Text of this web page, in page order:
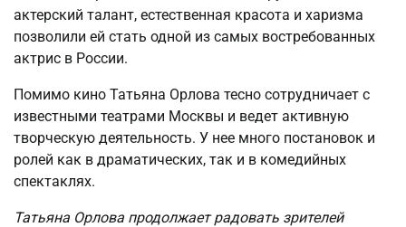
актерский талант, естественная красота и харизма
позволили ей стать одной из самых востребованных
актрис в России.
Помимо кино Татьяна Орлова тесно сотрудничает с
известными театрами Москвы и ведет активную
творческую деятельность. У нее много постановок и
ролей как в драматических, так и в комедийных
спектаклях.
Татьяна Орлова продолжает радовать зрителей